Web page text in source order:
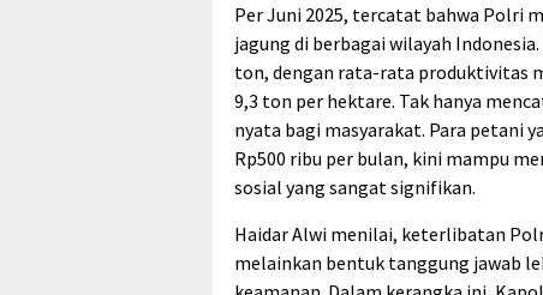
Per Juni 2025, tercatat bahwa Polri
jagung di berbagai wilayah
ton, dengan rata-rata produktivitas
9,3 ton per hektare. Tak hanya
nyata bagi masyarakat. Para petani
Rp500 ribu per bulan, kini mampu
sosial yang sangat signifikan.
Haidar Alwi menilai, keterlibatan
melainkan bentuk tanggung jawab